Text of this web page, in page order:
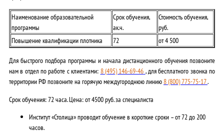
Наименование образовательной
программы
Срок обучения,
ак.ч.
Стоимость обучения,
руб.
Повышение квалификации плотника
72 от 4 500
Для быстрого подбора программы и начала дистанционного обучения позвоните
нам в отдел по работе с клиентами: 8 (495) 146-69-46 , для бесплатного звонка по
территории РФ позвоните на горячую междугороднюю линию8 (800) 775-75-17.
Срок обучения: 72 часа. Цена: от 4500 руб. за специалиста
Институт «Столица» проводит обучение в короткие сроки – от 72 до 200
часов.